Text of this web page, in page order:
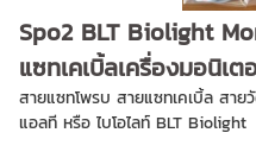
Spo2 BLT Biolight
แซทเคเบิ้ลเครื่องมอนิเ
สายแซทโพรบ สายแซทเคเบิ้ล สาย
แอลที หรือ ไบโอไลท์ BLT Biolight